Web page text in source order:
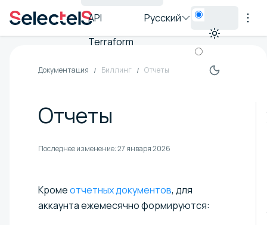
API
Terraform
Русский
Документация Биллинг Отчеты
Отчеты
Последнее изменение:27 января 2026
Кромеотчетных документов, для
аккаунта ежемесячно формируются: